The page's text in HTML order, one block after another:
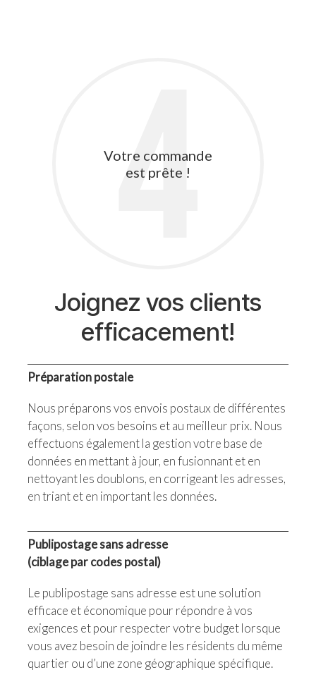
4
Votre commande
est prête !
Joignez vos clients
efficacement!
Préparation postale
Nous préparons vos envois postaux de différentes
façons, selon vos besoins et au meilleur prix. Nous
effectuons également la gestion votre base de
données en mettant à jour, en fusionnant et en
nettoyant les doublons, en corrigeant les adresses,
en triant et en important les données.
Publipostage sans adresse
(ciblage par codes postal)
Le publipostage sans adresse est une solution
efficace et économique pour répondre à vos
exigences et pour respecter votre budget lorsque
vous avez besoin de joindre les résidents du même
quartier ou d’une zone géographique spécifique.